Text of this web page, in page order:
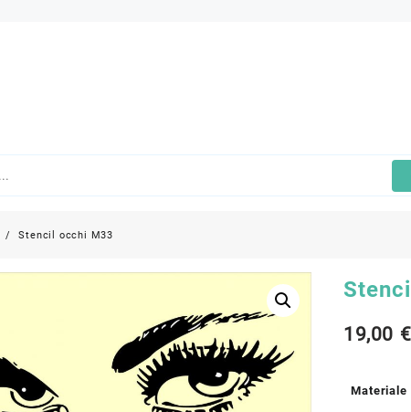
Stencil occhi M33
19,00 €
Materiale